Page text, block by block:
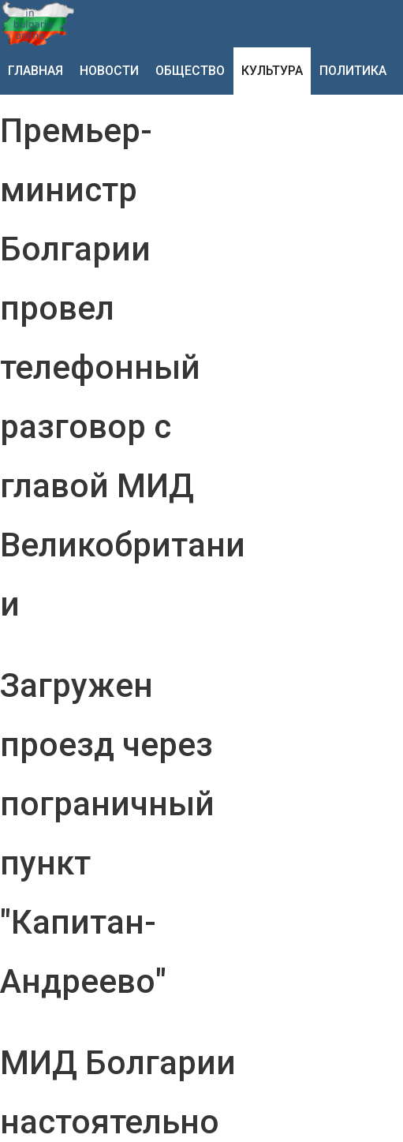
ГЛАВНАЯ НОВОСТИ ОБЩЕСТВО КУЛЬТУРА ПОЛИТИКА
Премьер-
министр
Болгарии
провел
телефонный
разговор с
главой МИД
Великобритани
и
Загружен
проезд через
пограничный
пункт
"Капитан-
Андреево"
МИД Болгарии
настоятельно